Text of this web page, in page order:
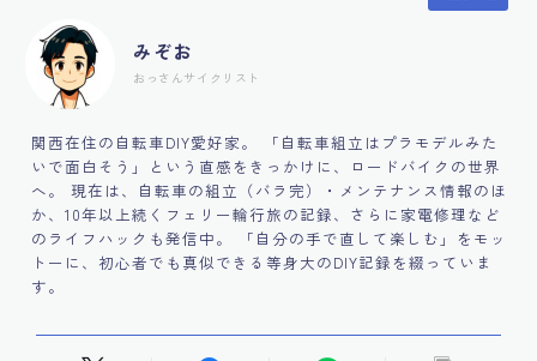
みぞお
おっさんサイクリスト
関西在住の自転車DIY愛好家。 「自転車組立はプラモデルみた
いで面白そう」という直感をきっかけに、ロードバイクの世界
へ。 現在は、自転車の組立（バラ完）・メンテナンス情報のほ
か、10年以上続くフェリー輪行旅の記録、さらに家電修理など
のライフハックも発信中。 「自分の手で直して楽しむ」をモッ
トーに、初心者でも真似できる等身大のDIY記録を綴っていま
す。